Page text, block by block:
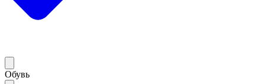
Обувь